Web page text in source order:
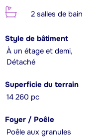
2 salles de bain
Style de bâtiment
À un étage et demi,
Détaché
Superficie du terrain
14 260 pc
Foyer / Poêle
Poêle aux granules